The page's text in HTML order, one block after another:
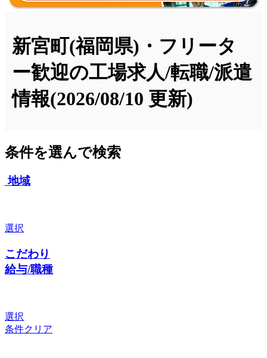
新宮町(福岡県)・フリータ
ー歓迎の工場求人/転職/派遣
情報(2026/08/10 更新)
条件を選んで検索
地域
選択
こだわり
給与/職種
選択
条件クリア